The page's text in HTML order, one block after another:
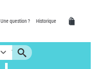
Une question ? Historique